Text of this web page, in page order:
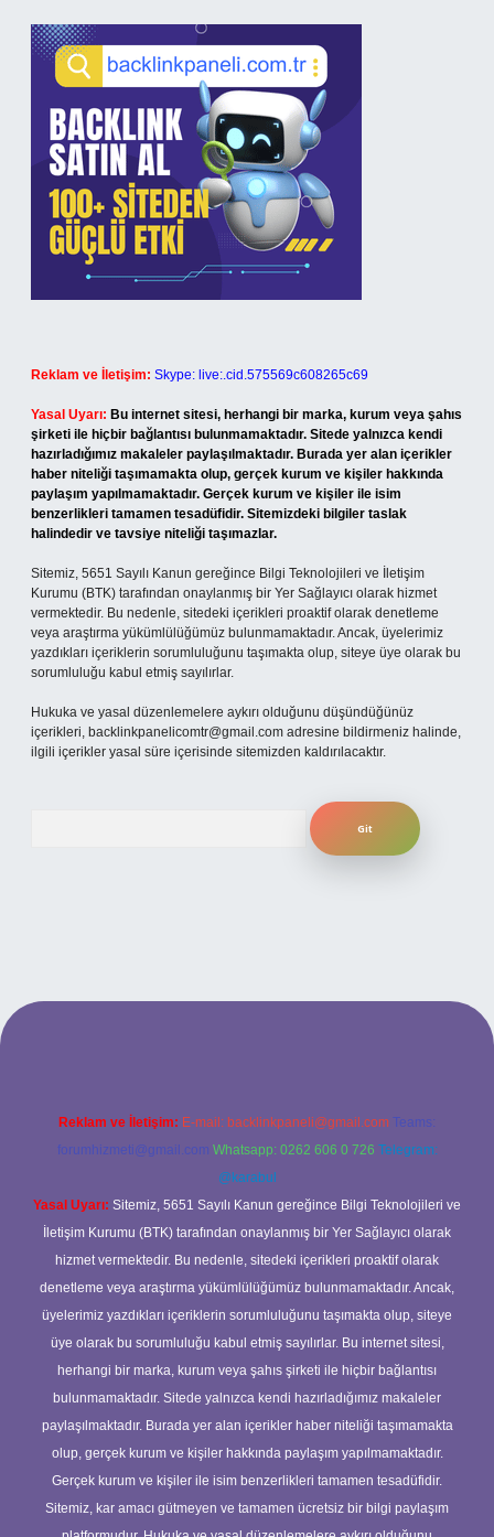
Reklam ve İletişim: Skype: live:.cid.575569c608265c69
Yasal Uyarı: Bu internet sitesi, herhangi bir marka, kurum veya şahıs
şirketi ile hiçbir bağlantısı bulunmamaktadır. Sitede yalnızca kendi
hazırladığımız makaleler paylaşılmaktadır. Burada yer alan içerikler
haber niteliği taşımamakta olup, gerçek kurum ve kişiler hakkında
paylaşım yapılmamaktadır. Gerçek kurum ve kişiler ile isim
benzerlikleri tamamen tesadüfidir. Sitemizdeki bilgiler taslak
halindedir ve tavsiye niteliği taşımazlar.
Sitemiz, 5651 Sayılı Kanun gereğince Bilgi Teknolojileri ve İletişim
Kurumu (BTK) tarafından onaylanmış bir Yer Sağlayıcı olarak hizmet
vermektedir. Bu nedenle, sitedeki içerikleri proaktif olarak denetleme
veya araştırma yükümlülüğümüz bulunmamaktadır. Ancak, üyelerimiz
yazdıkları içeriklerin sorumluluğunu taşımakta olup, siteye üye olarak bu
sorumluluğu kabul etmiş sayılırlar.
Hukuka ve yasal düzenlemelere aykırı olduğunu düşündüğünüz
içerikleri, backlinkpanelicomtr@gmail.com adresine bildirmeniz halinde,
ilgili içerikler yasal süre içerisinde sitemizden kaldırılacaktır.
giriş
Reklam ve İletişim: E-mail: backlinkpaneli@gmail.com Teams:
forumhizmeti@gmail.com Whatsapp: 0262 606 0 726 Telegram:
@karabul
Yasal Uyarı: Sitemiz, 5651 Sayılı Kanun gereğince Bilgi Teknolojileri ve
İletişim Kurumu (BTK) tarafından onaylanmış bir Yer Sağlayıcı olarak
hizmet vermektedir. Bu nedenle, sitedeki içerikleri proaktif olarak
denetleme veya araştırma yükümlülüğümüz bulunmamaktadır. Ancak,
üyelerimiz yazdıkları içeriklerin sorumluluğunu taşımakta olup, siteye
üye olarak bu sorumluluğu kabul etmiş sayılırlar. Bu internet sitesi,
herhangi bir marka, kurum veya şahıs şirketi ile hiçbir bağlantısı
bulunmamaktadır. Sitede yalnızca kendi hazırladığımız makaleler
paylaşılmaktadır. Burada yer alan içerikler haber niteliği taşımamakta
olup, gerçek kurum ve kişiler hakkında paylaşım yapılmamaktadır.
Gerçek kurum ve kişiler ile isim benzerlikleri tamamen tesadüfidir.
Sitemiz, kar amacı gütmeyen ve tamamen ücretsiz bir bilgi paylaşım